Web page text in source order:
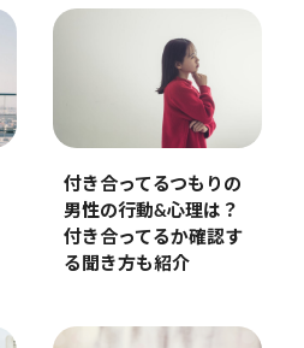
付き合ってるつもりの
男性の行動&心理は？
付き合ってるか確認す
る聞き方も紹介